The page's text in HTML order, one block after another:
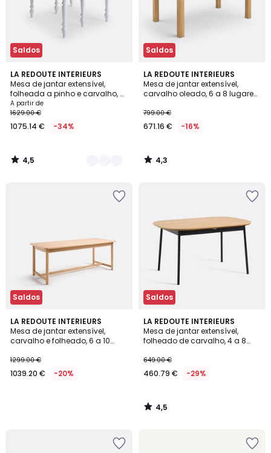
Saldos
LA REDOUTE INTERIEURS
Mesa de jantar extensível,
folheada a pinho e carvalho, 4
a 12 lugares, EULALI
A partir de
1629.00 €
1075.14 € -34%
4,5
/ 5
2
Cores
4,5
/
Saldos
LA REDOUTE INTERIEURS
Mesa de jantar extensível,
carvalho oleado, 6 a 8 lugares,
799.00 €
671.16 € -16%
4,3
/ 5
4,3
/
Saldos
LA REDOUTE INTERIEURS
Mesa de jantar extensível,
carvalho e folheado, 6 a 10
1299.00 €
1039.20 € -20%
Saldos
LA REDOUTE INTERIEURS
Mesa de jantar extensível,
folheado de carvalho, 4 a 8
649.00 €
460.79 € -29%
4,5
/ 5
4,5
/